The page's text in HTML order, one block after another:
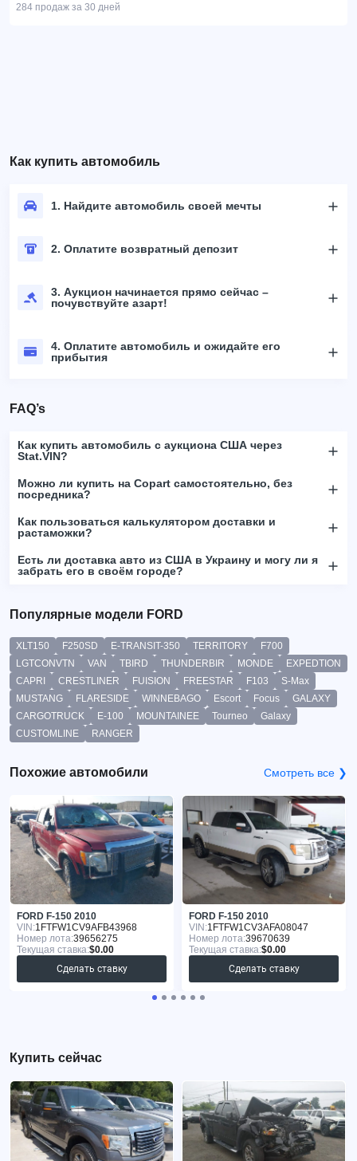
284 продаж за 30 дней
Как купить автомобиль
1. Найдите автомобиль своей мечты
2. Оплатите возвратный депозит
3. Аукцион начинается прямо сейчас –
почувствуйте азарт!
4. Оплатите автомобиль и ожидайте его
прибытия
FAQ’s
Как купить автомобиль с аукциона США через
Stat.VIN?
Можно ли купить на Copart самостоятельно, без
посредника?
Как пользоваться калькулятором доставки и
растаможки?
Есть ли доставка авто из США в Украину и могу ли я
забрать его в своём городе?
Популярные модели FORD
XLT150 F250SD E-TRANSIT-350 TERRITORY
F700
LGTCONVTN
VAN TBIRD THUNDERBIR MONDE
EXPEDTION
CAPRI
CRESTLINER FUISION FREESTAR F103
S-Max
MUSTANG
FLARESIDE WINNEBAGO Escort Focus
GALAXY
CARGOTRUCK
E-100 MOUNTAINEE Tourneo
Galaxy
CUSTOMLINE
RANGER
Похожие автомобили Смотреть все ❯
FORD F-150 2010
VIN:1FTFW1CV9AFB43968
Номер лота:39656275
Текущая ставка:$0.00
Сделать ставку
FORD F-150 2010
VIN:1FTFW1CV3AFA08047
Номер лота:39670639
Текущая ставка:$0.00
Сделать ставку
Купить сейчас